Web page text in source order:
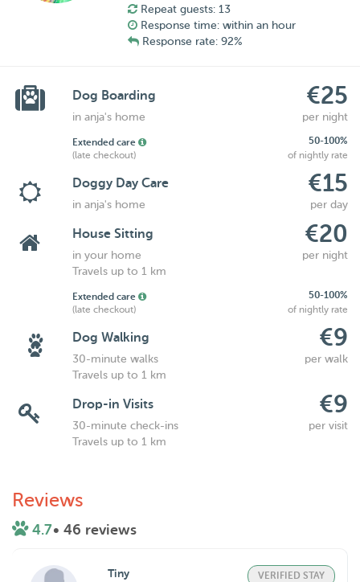
Repeat guests: 13
Response time: within an hour
Response rate: 92%
Dog Boarding €25
in anja's home per night
Extended care
50-100%
(late checkout)
of nightly rate
Doggy Day Care €15
in anja's home per day
House Sitting €20
in your home
per night
Travels up to 1 km
Extended care
50-100%
(late checkout)
of nightly rate
Dog Walking €9
30-minute walks
per walk
Travels up to 1 km
Drop-in Visits €9
30-minute check-ins
per visit
Travels up to 1 km
Reviews
4.7• 46 reviews
Tiny VERIFIED STAY